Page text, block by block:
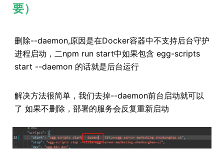
要）
删除--daemon,原因是在Docker容器中不支持后台守护
进程启动，二npm run start中如果包含 egg-scripts
start --daemon 的话就是后台运行
解决方法很简单，我们去掉--daemon前台启动就可以
了 如果不删除，部署的服务会反复重新启动